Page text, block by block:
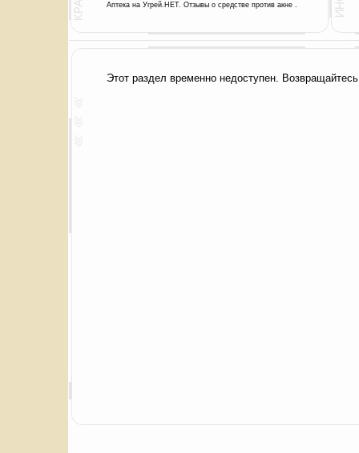
Аптека на Угрей.НЕТ. Отзывы о средстве против акне .
Этот раздел временно недоступен.